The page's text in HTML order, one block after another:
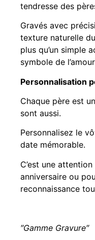
tendresse des
Gravés avec
texture naturelle
plus qu’un simple
symbole de
Personnalisation
Chaque père est
sont aussi.
Personnalisez le
date mémorable.
C’est une
anniversaire ou
reconnaissance
″Gamme Gravure″